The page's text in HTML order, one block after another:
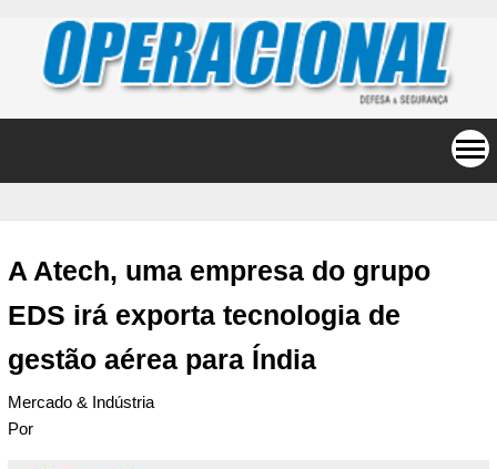
A Atech, uma empresa do grupo
EDS irá exporta tecnologia de
gestão aérea para Índia
Mercado & Indústria
Por